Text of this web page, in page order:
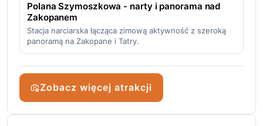
Polana Szymoszkowa - narty i panorama nad
Zakopanem
Stacja narciarska łącząca zimową aktywność z szeroką
panoramą na Zakopane i Tatry.
Zobacz więcej atrakcji